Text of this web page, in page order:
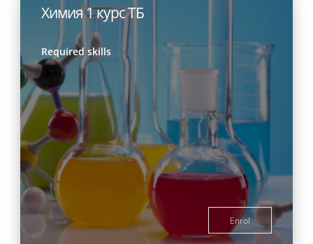
Химия 1 курс ТБ
Required skills
Enrol